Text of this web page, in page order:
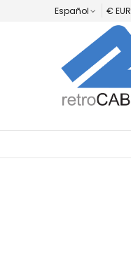
Español € EUR